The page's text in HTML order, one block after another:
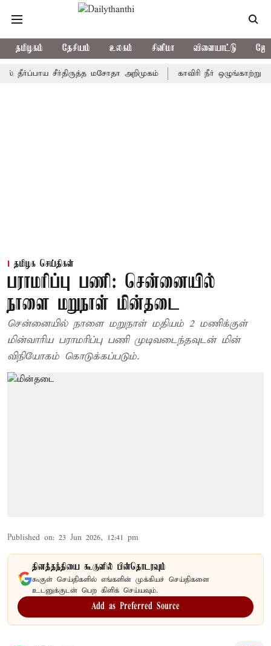
தமிழகம் தேசியம் உலகம் சினிமா விளையாட்டு
சீர்திருத்த மசோதா அறிமுகம் காவிரி நீர் ஒழுங்காற்று குழு
தமிழக செய்திகள்
பராமரிப்பு பணி: சென்னையில்
நாளை மறுநாள் மின்தடை
சென்னையில் நாளை மறுநாள் மதியம் 2 மணிக்குள்
மின்வாரிய பராமரிப்பு பணி முடிவடைந்தவுடன் மின்
விநியோகம் கொடுக்கப்படும்.
Published on: 23 Jun 2026, 12:41 pm
தினத்தந்தியை கூகுளில் பின்தொடரவும்
கூகுள் செய்திகளில் எங்களின் முக்கியச் செய்திகளை
உடனுக்குடன் பெற கிளிக் செய்யவும்.
Add as Preferred Source